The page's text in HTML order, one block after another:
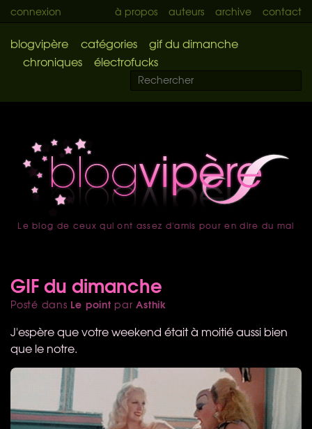
connexion à propos auteurs archive contact
blogvipère catégories
gif du dimanche
chroniques
électrofucks
accueil
Le blog de ceux qui ont assez d'amis pour en dire du mal
GIF du dimanche
Posté dans Le point parAsthik
J'espère que votre weekend était à moitié aussi bien
que le notre.